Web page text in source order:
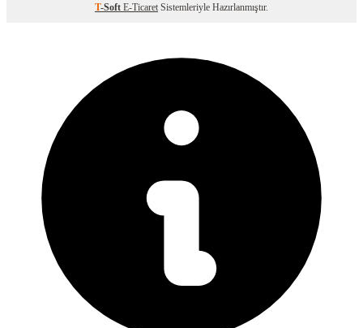
T-Soft E-Ticaret Sistemleriyle Hazırlanmıştır.